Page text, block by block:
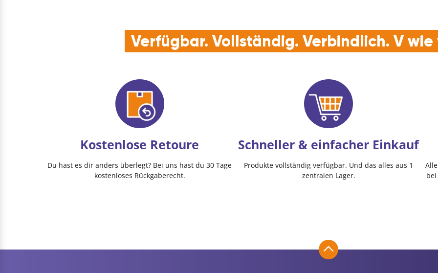
Verfügbar. Vollständig. Verbindlich. V
Kostenlose Retoure
Du hast es dir anders überlegt? Bei uns hast du 30 Tage
kostenloses Rückgaberecht.
Schneller & einfacher Einkauf
Produkte vollständig verfügbar. Und das alles aus 1
zentralen Lager.